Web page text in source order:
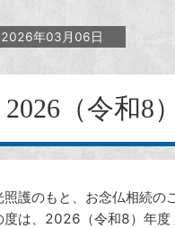
2026年03月06日
2026（令和8
照護のもと、お念仏相続の
度は、2026（令和8）年度